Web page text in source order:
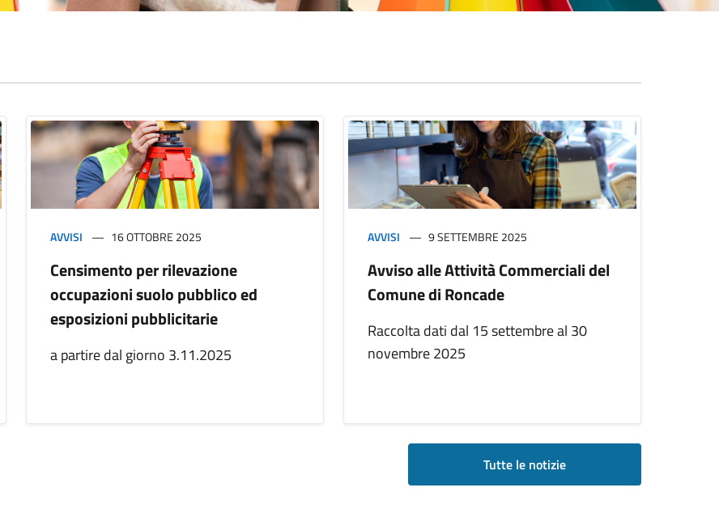
AVVISI 16 OTTOBRE 2025
Censimento per rilevazione
occupazioni suolo pubblico ed
esposizioni pubblicitarie
a partire dal giorno 3.11.2025
AVVISI 9 SETTEMBRE 2025
Avviso alle Attività Commerciali del
Comune di Roncade
Raccolta dati dal 15 settembre al 30
novembre 2025
Tutte le notizie